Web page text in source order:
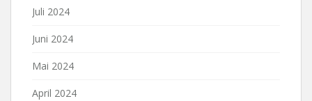
Juli 2024
Juni 2024
Mai 2024
April 2024